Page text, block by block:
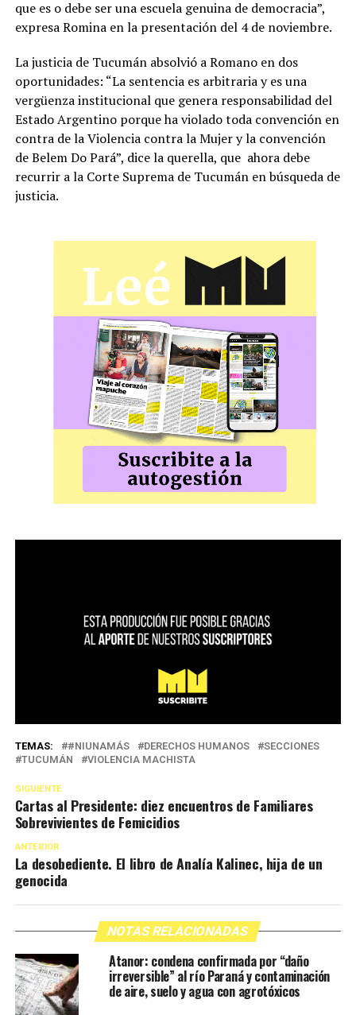
que es o debe ser una escuela genuina de democracia”,
expresa Romina en la presentación del 4 de noviembre.
La justicia de Tucumán absolvió a Romano en dos
oportunidades: “La sentencia es arbitraria y es una
vergüenza institucional que genera responsabilidad del
Estado Argentino porque ha violado toda convención en
contra de la Violencia contra la Mujer y la convención
de Belem Do Pará”, dice la querella, que ahora debe
recurrir a la Corte Suprema de Tucumán en búsqueda de
justicia.
TEMAS: #NIUNAMÁS DERECHOS HUMANOS
SECCIONES
TUCUMÁN
VIOLENCIA MACHISTA
SIGUIENTE
Cartas al Presidente: diez encuentros de Familiares
Sobrevivientes de Femicidios
ANTERIOR
La desobediente. El libro de Analía Kalinec, hija de un
genocida
NOTAS RELACIONADAS
Atanor: condena confirmada por “daño
irreversible” al río Paraná y contaminación
de aire, suelo y agua con agrotóxicos